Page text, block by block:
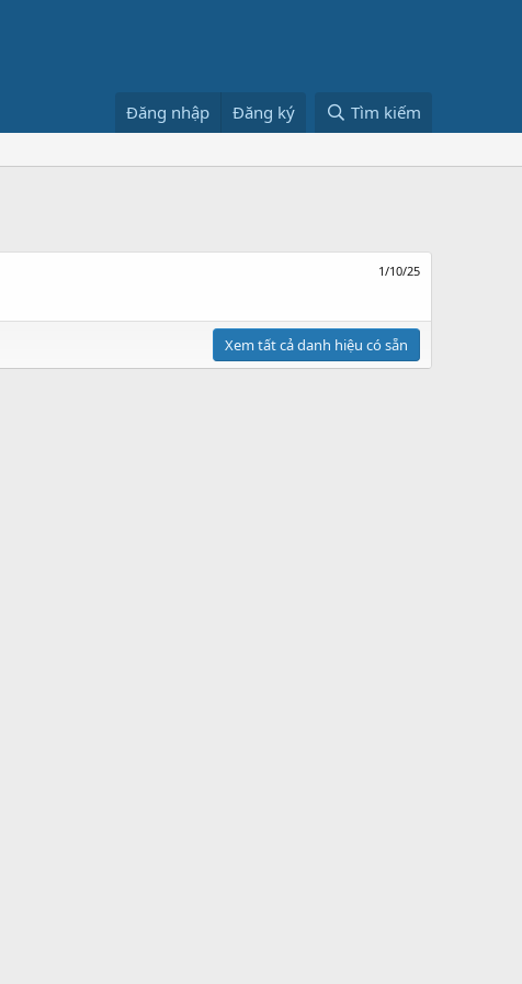
Đăng nhập Đăng ký Tìm kiếm
1/10/25
Xem tất cả danh hiệu có sẵn